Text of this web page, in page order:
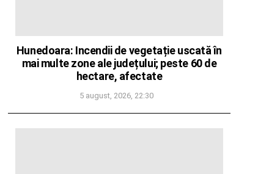
Hunedoara: Incendii de vegetație uscată în
mai multe zone ale județului; peste 60 de
hectare, afectate
5 august, 2026, 22:30